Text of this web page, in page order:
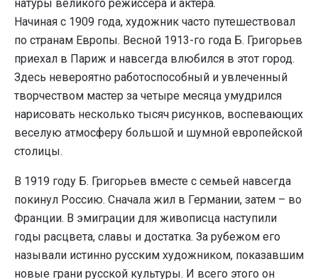
натуры великого режиссера и актера.
Начиная с 1909 года, художник часто путешествовал
по странам Европы. Весной 1913-го года Б. Григорьев
приехал в Париж и навсегда влюбился в этот город.
Здесь невероятно работоспособный и увлеченный
творчеством мастер за четыре месяца умудрился
нарисовать несколько тысяч рисунков, воспевающих
веселую атмосферу большой и шумной европейской
столицы.
В 1919 году Б. Григорьев вместе с семьей навсегда
покинул Россию. Сначала жил в Германии, затем – во
Франции. В эмиграции для живописца наступили
годы расцвета, славы и достатка. За рубежом его
называли истинно русским художником, показавшим
новые грани русской культуры. И всего этого он